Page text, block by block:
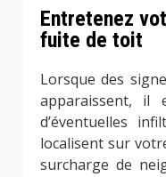
Entretenez
fuite de toit
Lorsque des
apparaissent, il
d’éventuelles
localisent sur
surcharge de